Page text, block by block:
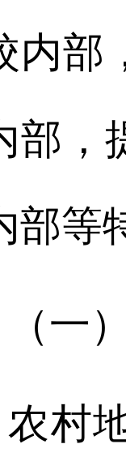
内部
部，
部等
（一
农村